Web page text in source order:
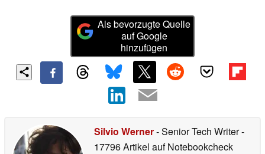
Als bevorzugte Quelle
auf Google
hinzufügen
Silvio Werner- Senior Tech Writer-
17796 Artikel auf Notebookcheck